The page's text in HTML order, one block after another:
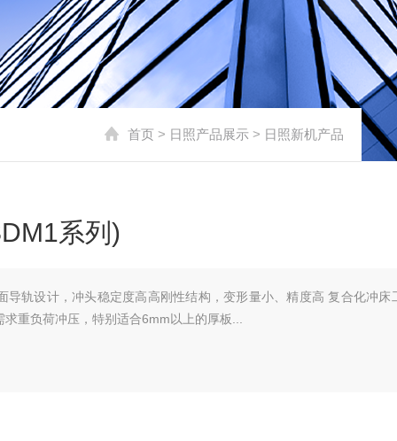
首页 > 日照产品展示> 日照新机产品
系列)
导轨设计，冲头稳定度高高刚性结构，变形量小、精度高 复合化冲床
重负荷冲压，特别适合6mm以上的厚板...